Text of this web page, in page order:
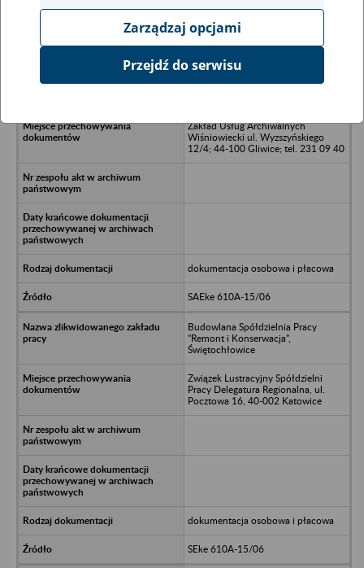
Ukryj wszystkie pozycje bazy
Spółdzielnia Handlowa
Zakład Usług Archiwalnych
Wiśniowiecki ul. Wyzszyńskiego
12/4; 44-100 Gliwice; tel. 231 09 40
dokumentacja osobowa i płacowa
SAEke 610A-15/06
Budowlana Spółdzielnia Pracy
"Remont i Konserwacja",
Świętochłowice
Związek Lustracyjny Spółdzielni
Pracy Delegatura Regionalna, ul.
Pocztowa 16, 40-002 Katowice
dokumentacja osobowa i płacowa
SEke 610A-15/06
Zarządzaj opcjami
Przejdź do serwisu